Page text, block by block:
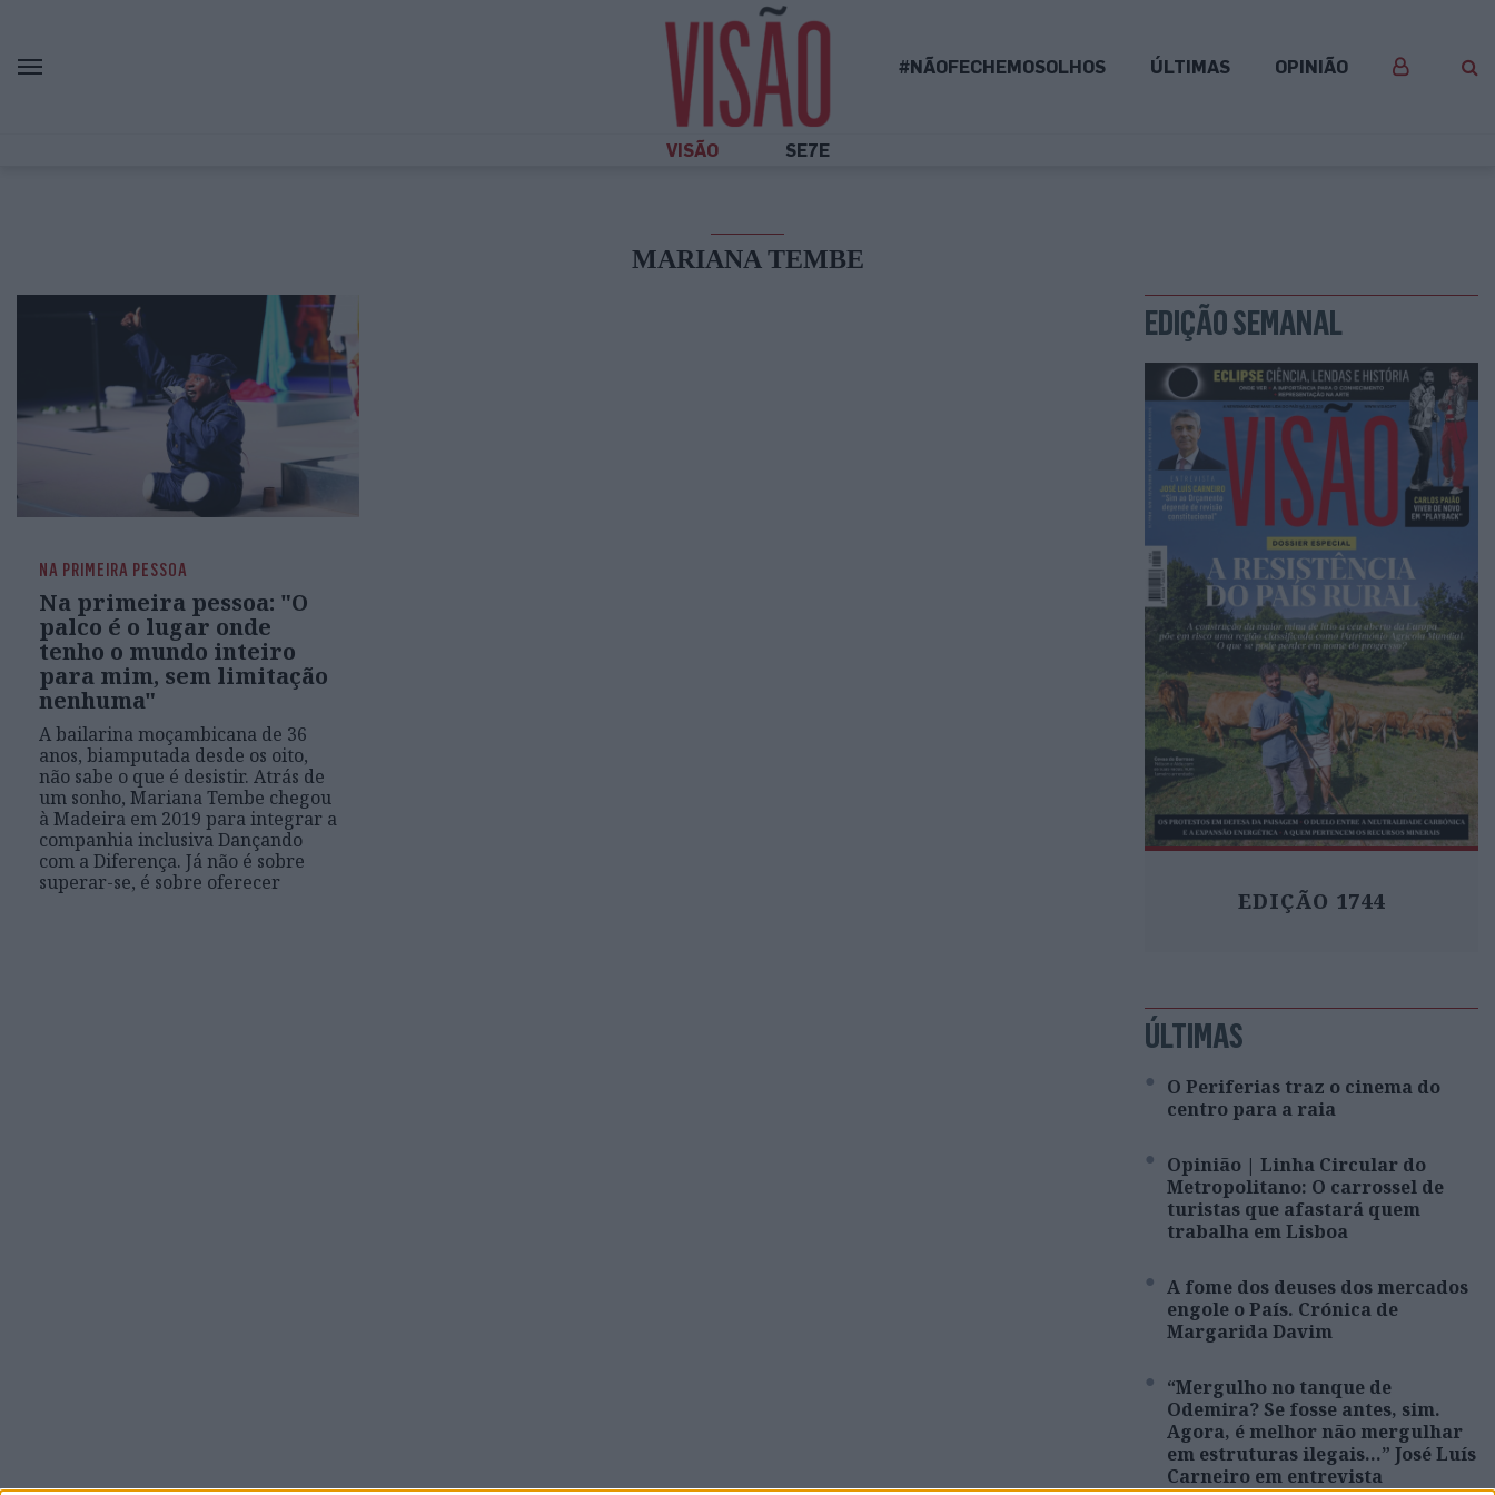
#NÃOFECHEMOSOLHOS ÚLTIMAS OPINIÃO
VISÃO SE7E
MARIANA TEMBE
NA PRIMEIRA PESSOA
Na primeira pessoa: "O
palco é o lugar onde
tenho o mundo inteiro
para mim, sem limitação
nenhuma"
A bailarina moçambicana de 36
anos, biamputada desde os oito,
não sabe o que é desistir. Atrás de
um sonho, Mariana Tembe chegou
à Madeira em 2019 para integrar a
companhia inclusiva Dançando
com a Diferença. Já não é sobre
superar-se, é sobre oferecer
EDIÇÃO SEMANAL
EDIÇÃO 1744
ÚLTIMAS
O Periferias traz o cinema do
centro para a raia
Opinião | Linha Circular do
Metropolitano: O carrossel de
turistas que afastará quem
trabalha em Lisboa
A fome dos deuses dos mercados
engole o País. Crónica de
Margarida Davim
“Mergulho no tanque de
Odemira? Se fosse antes, sim.
Agora, é melhor não mergulhar
em estruturas ilegais…” José Luís
Carneiro em entrevista